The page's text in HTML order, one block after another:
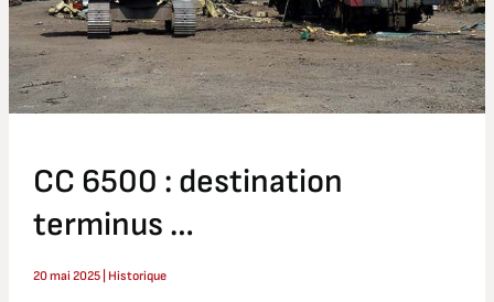
CC 6500 : destination
terminus …
20 mai 2025 Historique